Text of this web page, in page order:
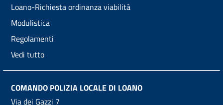
Loano-Richiesta ordinanza viabilità
Modulistica
Regolamenti
Vedi tutto
COMANDO POLIZIA LOCALE DI LOANO
Via dei Gazzi 7